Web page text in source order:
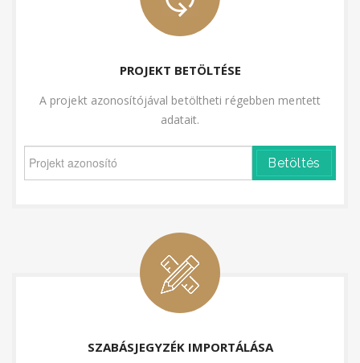
PROJEKT BETÖLTÉSE
A projekt azonosítójával betöltheti régebben mentett
adatait.
Betöltés
SZABÁSJEGYZÉK IMPORTÁLÁSA